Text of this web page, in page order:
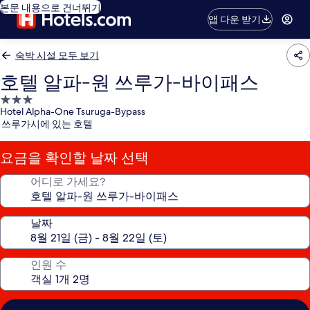
본문 내용으로 건너뛰기
앱 다운 받기
숙박 시설 모두 보기
호텔 알파-원 쓰루가-바이패스
3.0
성
급
숙
박
시
Hotel Alpha-One Tsuruga-Bypass
쓰루가시에 있는 호텔
요금을 확인할 날짜 선택
어디로 가세요?
날짜
인원 수